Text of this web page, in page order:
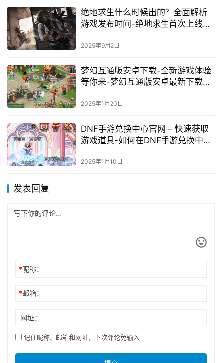
绝地求生什么时候出的？全面解析
游戏发布时间-绝地求生首次上线时
2025年9月2日
梦幻互通版安卓下载-全新游戏体验
等你来-梦幻互通版安卓最新下载方
2025年1月20日
DNF手游兑换中心官网 – 快速获取
游戏道具-如何在DNF手游兑换中心
2025年1月10日
发表回复
*昵称：
*邮箱：
网址：
记住昵称、邮箱和网址，下次评论免输入